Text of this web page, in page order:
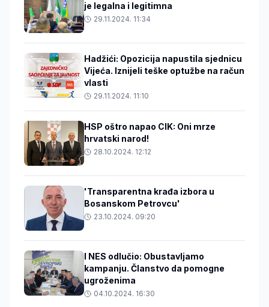
je legalna i legitimna
29.11.2024. 11:34
Hadžići: Opozicija napustila sjednicu
Vijeća. Iznijeli teške optužbe na račun
vlasti
29.11.2024. 11:10
HSP oštro napao CIK: Oni mrze
hrvatski narod!
28.10.2024. 12:12
'Transparentna krađa izbora u
Bosanskom Petrovcu'
23.10.2024. 09:20
I NES odlučio: Obustavljamo
kampanju. Članstvo da pomogne
ugroženima
04.10.2024. 16:30